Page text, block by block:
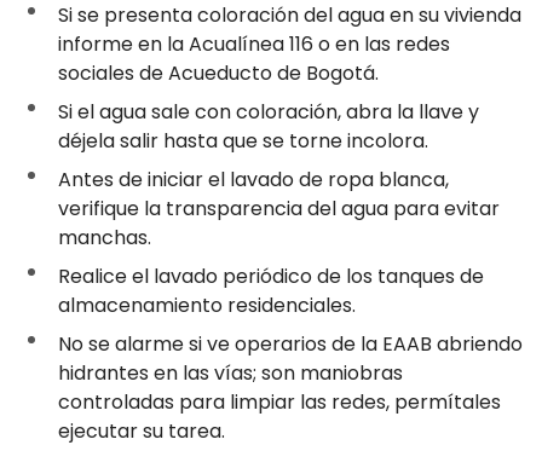
Si se presenta coloración del agua en su vivienda
informe en la Acualínea 116 o en las redes
sociales de Acueducto de Bogotá.
Si el agua sale con coloración, abra la llave y
déjela salir hasta que se torne incolora.
Antes de iniciar el lavado de ropa blanca,
verifique la transparencia del agua para evitar
manchas.
Realice el lavado periódico de los tanques de
almacenamiento residenciales.
No se alarme si ve operarios de la EAAB abriendo
hidrantes en las vías; son maniobras
controladas para limpiar las redes, permítales
ejecutar su tarea.